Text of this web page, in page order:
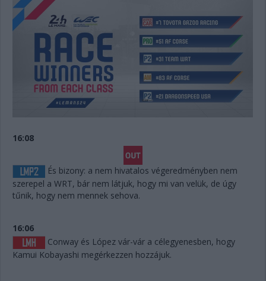
16:08
És bizony: a nem hivatalos végeredményben nem
szerepel a WRT, bár nem látjuk, hogy mi van velük, de úgy
tűnik, hogy nem mennek sehova.
16:06
Conway és López vár-vár a célegyenesben, hogy
Kamui Kobayashi megérkezzen hozzájuk.